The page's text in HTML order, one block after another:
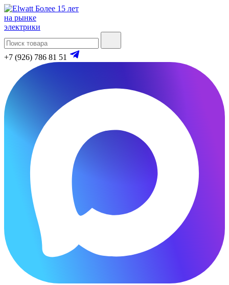
Более 15 лет
на рынке
электрики
+7 (926) 786 81 51